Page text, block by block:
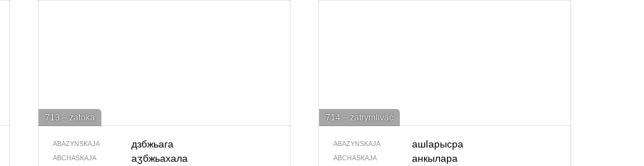
713 – zatoka
ABAZYNSKAJA дзбжьага
ABCHASKAJA аӡбжьахала
714 – zatrymlivać
ABAZYNSKAJA ашIарысра
ABCHASKAJA анкылара